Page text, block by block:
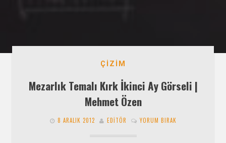
ÇIZIM
Mezarlık Temalı Kırk İkinci Ay Görseli |
Mehmet Özen
8 ARALIK 2012 EDITÖR YORUM BIRAK